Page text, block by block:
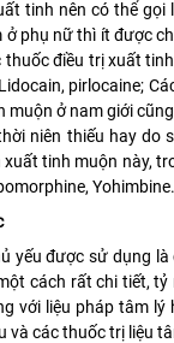
tinh nên có thể
phụ nữ thì ít được
điều trị xuất
pirlocaine;
ở nam giới
niên thiếu hay do
tinh muộn này,
yếu được sử dụng
cách rất chi tiết,
với liệu pháp tâm
và các thuốc trị liệu